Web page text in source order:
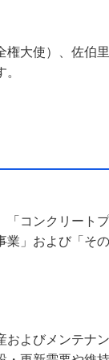
大使）、佐伯
コンクリート
」および「そ
よびメンテナ